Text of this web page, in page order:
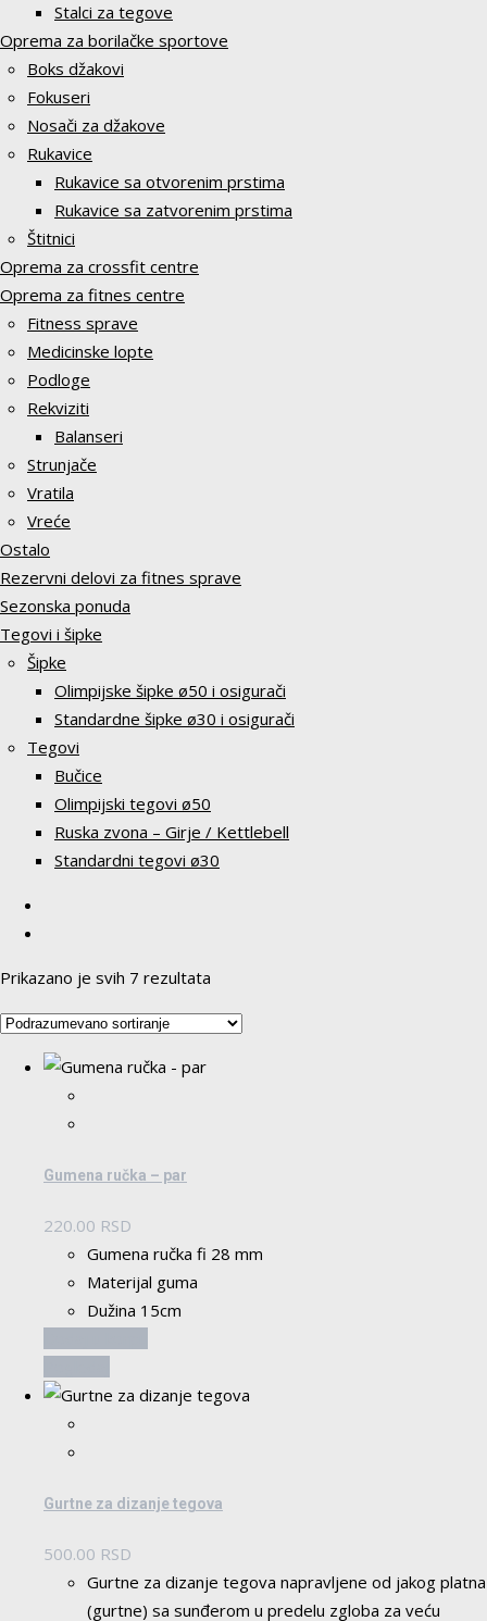
Stalci za tegove
Oprema za borilačke sportove
Boks džakovi
Fokuseri
Nosači za džakove
Rukavice
Rukavice sa otvorenim prstima
Rukavice sa zatvorenim prstima
Štitnici
Oprema za crossfit centre
Oprema za fitnes centre
Fitness sprave
Medicinske lopte
Podloge
Rekviziti
Balanseri
Strunjače
Vratila
Vreće
Ostalo
Rezervni delovi za fitnes sprave
Sezonska ponuda
Tegovi i šipke
Šipke
Olimpijske šipke ø50 i osigurači
Standardne šipke ø30 i osigurači
Tegovi
Bučice
Olimpijski tegovi ø50
Ruska zvona – Girje / Kettlebell
Standardni tegovi ø30
Prikazano je svih 7 rezultata
Gumena ručka – par
220.00 RSD
Gumena ručka fi 28 mm
Materijal guma
Dužina 15cm
Gurtne za dizanje tegova
500.00 RSD
Gurtne za dizanje tegova napravljene od jakog platna
(gurtne) sa sunđerom u predelu zgloba za veću